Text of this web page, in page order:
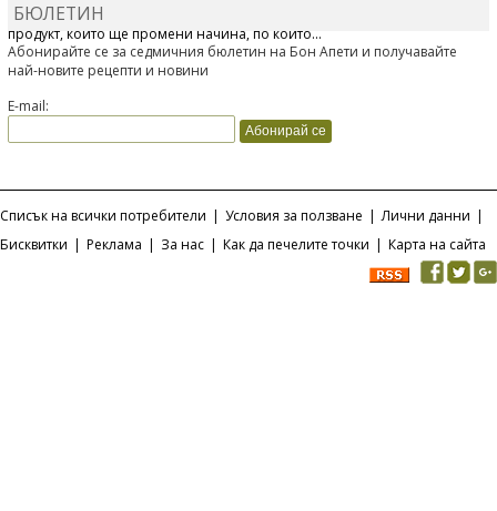
Отскоро Лесафр България стартира предлагането на изцяло нов
продукт, който ще промени начина, по който...
БЮЛЕТИН
Абонирайте се за седмичния бюлетин на Бон Апети и получавайте
най-новите рецепти и новини
E-mail:
Списък на всички потребители | Условия за ползване | Лични данни |
Бисквитки | Реклама | За нас | Как да печелите точки | Карта на сайта